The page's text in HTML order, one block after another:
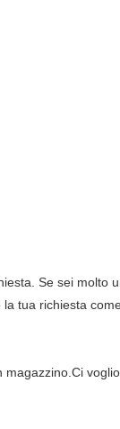
Se sei molto
tua richiesta